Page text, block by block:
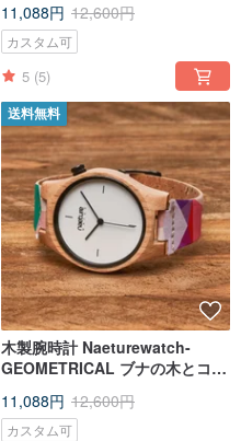
マイズ可能なアクセサリー腕時
計
11,088円 12,600円
カスタム可
5 (5)
送料無料
木製腕時計 Naeturewatch-
GEOMETRICAL ブナの木とコル
能なアクセサリー腕時計
11,088円 12,600円
カスタム可